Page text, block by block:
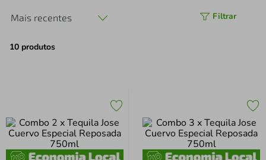
Mais recentes Filtrar
10 produtos
perfume
4º air fryer